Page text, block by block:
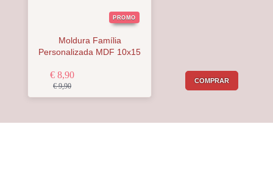
PROMO
Moldura Família
Personalizada MDF 10x15
€ 8,90
€ 9,90
COMPRAR